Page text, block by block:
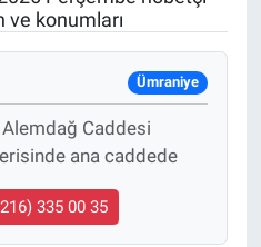
konumları
Ümraniye
Caddesi
ana caddede
335 00 35